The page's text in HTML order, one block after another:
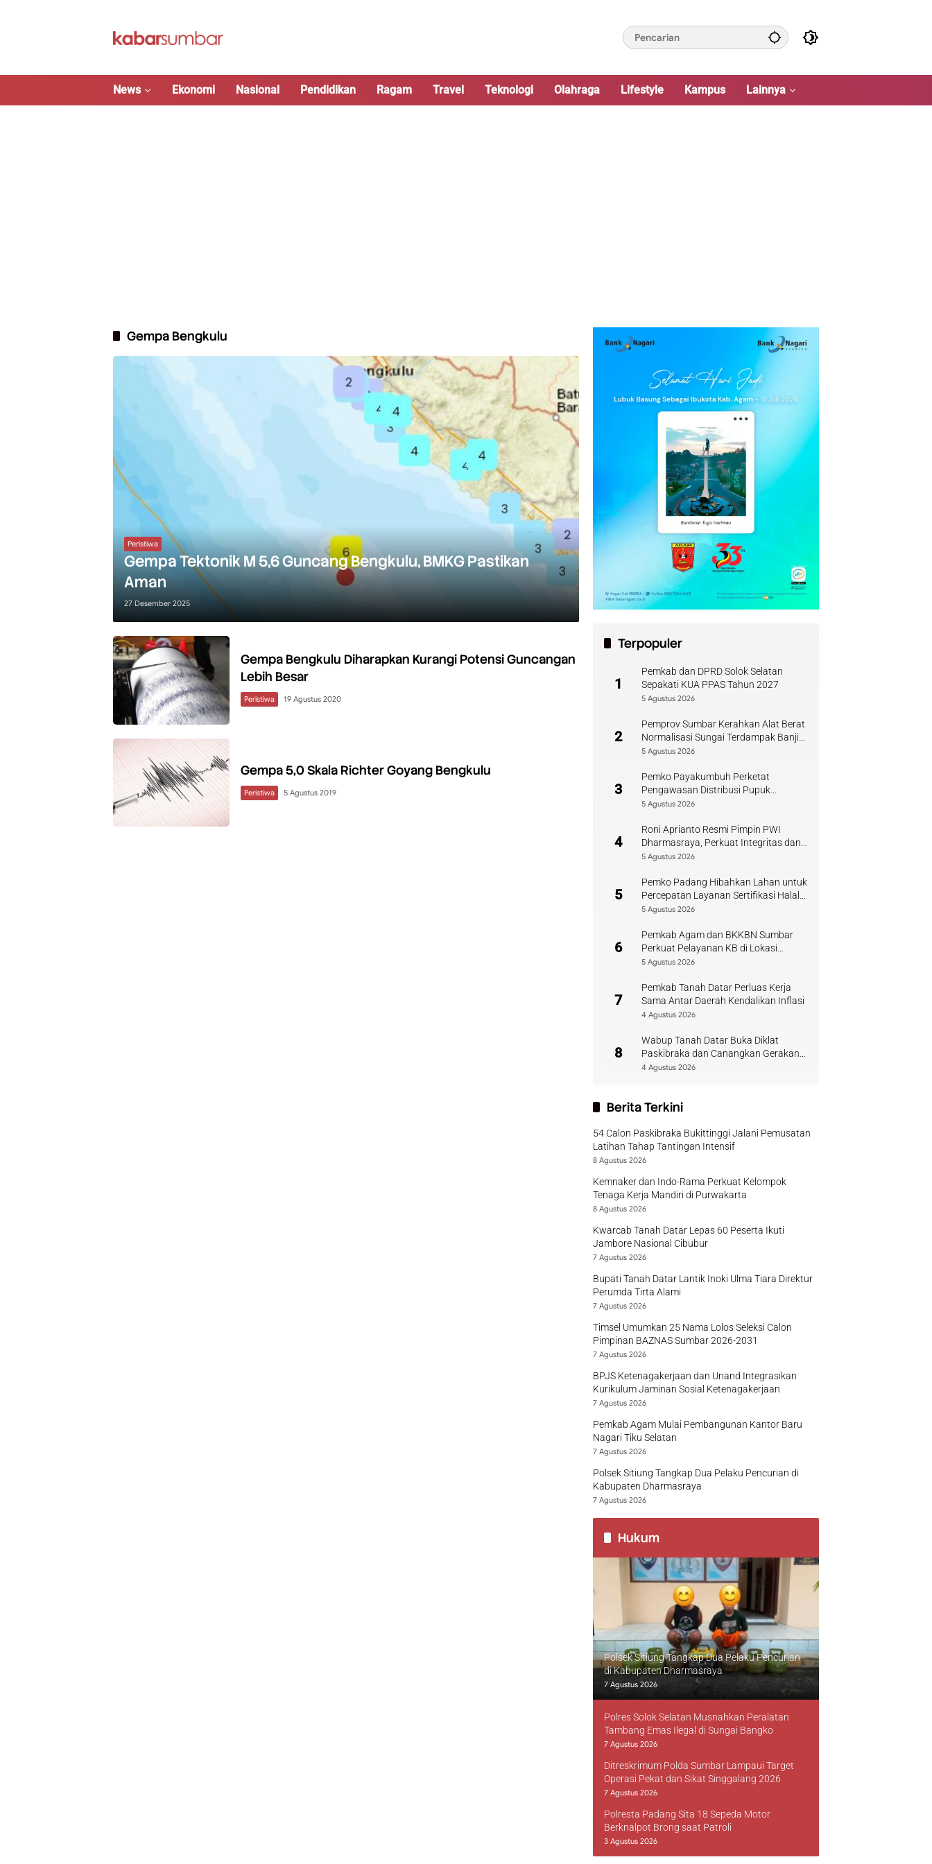
News Ekonomi Nasional Pendidikan Ragam Travel Teknologi Olahraga Lifestyle Kampus Lainnya
Gempa Bengkulu
Peristiwa
Gempa Tektonik M 5,6 Guncang Bengkulu, BMKG Pastikan
Aman
27 Desember 2025
Gempa Bengkulu Diharapkan Kurangi Potensi Guncangan
Lebih Besar
Peristiwa 19 Agustus 2020
Gempa 5,0 Skala Richter Goyang Bengkulu
Peristiwa 5 Agustus 2019
Terpopuler
1
Pemkab dan DPRD Solok Selatan
Sepakati KUA PPAS Tahun 2027
5 Agustus 2026
2
Pemprov Sumbar Kerahkan Alat Berat
Normalisasi Sungai Terdampak Banjir
Kuranji
5 Agustus 2026
3
Pemko Payakumbuh Perketat
Pengawasan Distribusi Pupuk
Bersubsidi bagi Petani Lokal
5 Agustus 2026
4
Roni Aprianto Resmi Pimpin PWI
Dharmasraya, Perkuat Integritas dan
Kompetensi Jurnalis
5 Agustus 2026
5
Pemko Padang Hibahkan Lahan untuk
Percepatan Layanan Sertifikasi Halal
di Sumbar
5 Agustus 2026
6
Pemkab Agam dan BKKBN Sumbar
Perkuat Pelayanan KB di Lokasi
Bencana
5 Agustus 2026
7
Pemkab Tanah Datar Perluas Kerja
Sama Antar Daerah Kendalikan Inflasi
4 Agustus 2026
8
Wabup Tanah Datar Buka Diklat
Paskibraka dan Canangkan Gerakan
Bendera
4 Agustus 2026
Berita Terkini
54 Calon Paskibraka Bukittinggi Jalani Pemusatan
Latihan Tahap Tantingan Intensif
8 Agustus 2026
Kemnaker dan Indo-Rama Perkuat Kelompok
Tenaga Kerja Mandiri di Purwakarta
8 Agustus 2026
Kwarcab Tanah Datar Lepas 60 Peserta Ikuti
Jambore Nasional Cibubur
7 Agustus 2026
Bupati Tanah Datar Lantik Inoki Ulma Tiara Direktur
Perumda Tirta Alami
7 Agustus 2026
Timsel Umumkan 25 Nama Lolos Seleksi Calon
Pimpinan BAZNAS Sumbar 2026-2031
7 Agustus 2026
BPJS Ketenagakerjaan dan Unand Integrasikan
Kurikulum Jaminan Sosial Ketenagakerjaan
7 Agustus 2026
Pemkab Agam Mulai Pembangunan Kantor Baru
Nagari Tiku Selatan
7 Agustus 2026
Polsek Sitiung Tangkap Dua Pelaku Pencurian di
Kabupaten Dharmasraya
7 Agustus 2026
Hukum
Polsek Sitiung Tangkap Dua Pelaku Pencurian
di Kabupaten Dharmasraya
7 Agustus 2026
Polres Solok Selatan Musnahkan Peralatan
Tambang Emas Ilegal di Sungai Bangko
7 Agustus 2026
Ditreskrimum Polda Sumbar Lampaui Target
Operasi Pekat dan Sikat Singgalang 2026
7 Agustus 2026
Polresta Padang Sita 18 Sepeda Motor
Berknalpot Brong saat Patroli
3 Agustus 2026